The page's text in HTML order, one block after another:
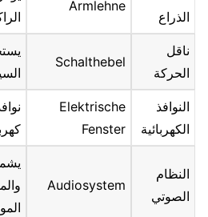
الذراع
Armlehne
ناقل
الحركة
Schalthebel
النوافذ
الكهربائية
Elektrische
Fenster
النظام
الصوتي
Audiosystem